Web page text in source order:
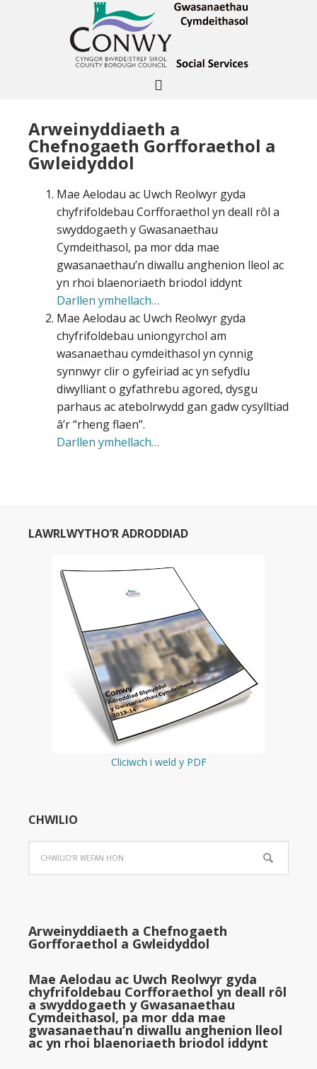
Arweinyddiaeth a
Chefnogaeth Gorfforaethol a
Gwleidyddol
Mae Aelodau ac Uwch Reolwyr gyda
chyfrifoldebau Corfforaethol yn deall rôl a
swyddogaeth y Gwasanaethau
Cymdeithasol, pa mor dda mae
gwasanaethau’n diwallu anghenion lleol ac
yn rhoi blaenoriaeth briodol iddynt
Darllen ymhellach…
Mae Aelodau ac Uwch Reolwyr gyda
chyfrifoldebau uniongyrchol am
wasanaethau cymdeithasol yn cynnig
synnwyr clir o gyfeiriad ac yn sefydlu
diwylliant o gyfathrebu agored, dysgu
parhaus ac atebolrwydd gan gadw cysylltiad
â’r “rheng flaen”.
Darllen ymhellach…
LAWRLWYTHO’R ADRODDIAD
Cliciwch i weld y PDF
CHWILIO
Arweinyddiaeth a Chefnogaeth
Gorfforaethol a Gwleidyddol
Mae Aelodau ac Uwch Reolwyr gyda
chyfrifoldebau Corfforaethol yn deall rôl
a swyddogaeth y Gwasanaethau
Cymdeithasol, pa mor dda mae
gwasanaethau’n diwallu anghenion lleol
ac yn rhoi blaenoriaeth briodol iddynt